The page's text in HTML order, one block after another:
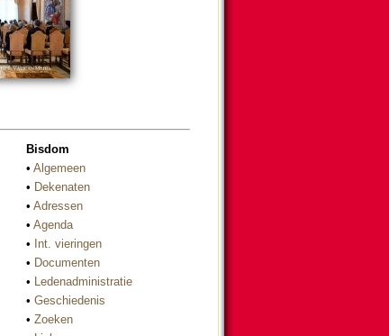
Bisdom
• Algemeen
• Dekenaten
• Adressen
• Agenda
• Int. vieringen
• Documenten
• Ledenadministratie
• Geschiedenis
• Zoeken